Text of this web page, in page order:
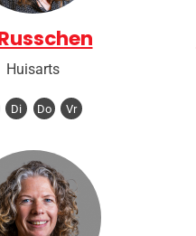
Huisarts
Di Do Vr